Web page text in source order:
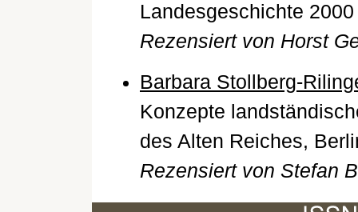
Landesgeschichte 2000
Rezensiert von Horst
Barbara Stollberg-
Konzepte
des Alten Reiches,
Rezensiert von Stefan